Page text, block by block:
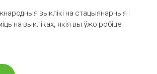
выклікі на стацыянарныя і
на выкліках, якія вы ўжо робіце